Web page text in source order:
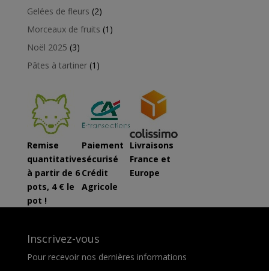
Gelées de fleurs 22
produits
Morceaux de fruits 1 1
Noël 2025 33
produits
Pâtes à tartiner 1 1
Remise
quantitative
à partir de 6
pots, 4 € le
pot !
Paiement
sécurisé
Crédit
Agricole
Livraisons
France et
Europe
Inscrivez-vous
Pour recevoir nos dernières informations